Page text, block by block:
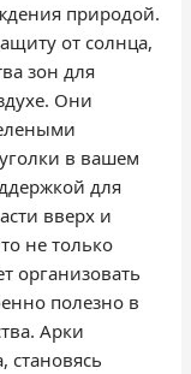
природой.
от солнца,
зон для
Они
в вашем
для
вверх и
не только
организовать
полезно в
Арки